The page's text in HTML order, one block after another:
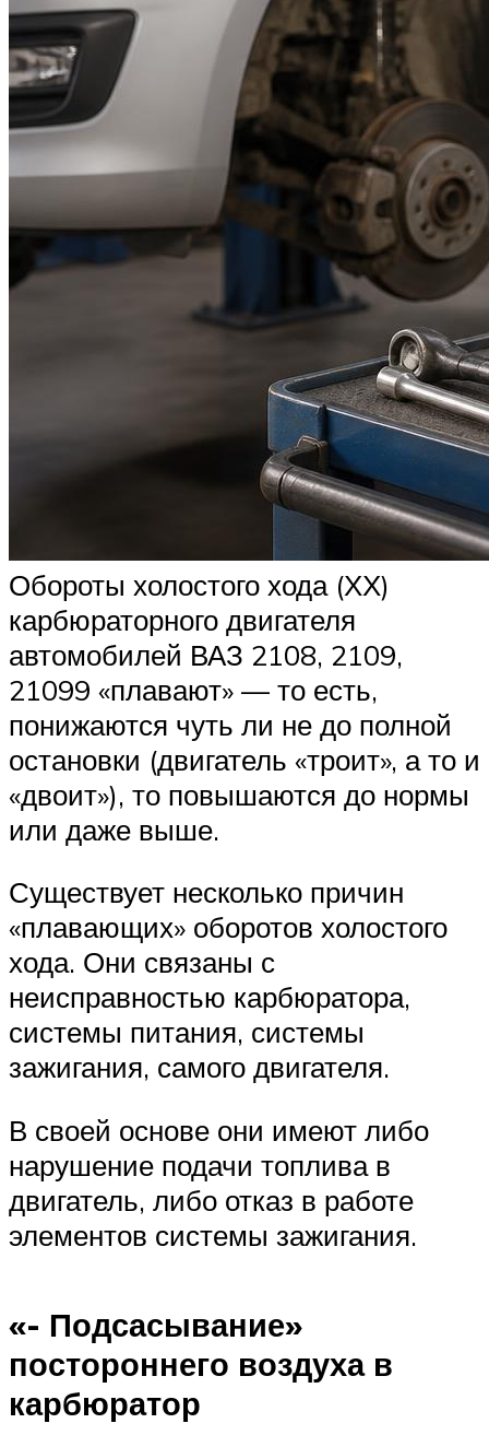
Обороты холостого хода (ХХ)
карбюраторного двигателя
автомобилей ВАЗ 2108, 2109,
21099 «плавают» — то есть,
понижаются чуть ли не до полной
остановки (двигатель «троит», а то и
«двоит»), то повышаются до нормы
или даже выше.
Существует несколько причин
«плавающих» оборотов холостого
хода. Они связаны с
неисправностью карбюратора,
системы питания, системы
зажигания, самого двигателя.
В своей основе они имеют либо
нарушение подачи топлива в
двигатель, либо отказ в работе
элементов системы зажигания.
«- Подсасывание»
постороннего воздуха в
карбюратор